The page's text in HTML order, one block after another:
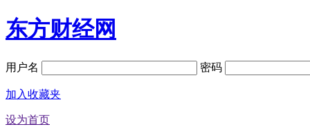
东方财经网
用户名 密码
加入收藏夹
设为首页